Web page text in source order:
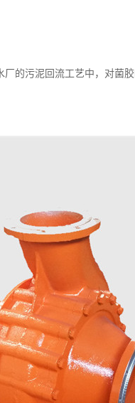
的污泥回流工艺中，对菌